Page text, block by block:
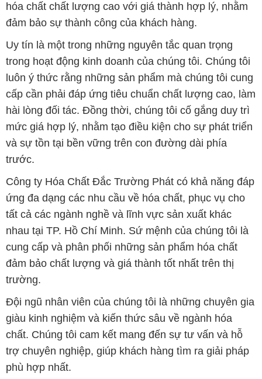
hóa chất chất lượng cao với giá thành hợp lý, nhằm
đảm bảo sự thành công của khách hàng.
Uy tín là một trong những nguyên tắc quan trọng
trong hoạt động kinh doanh của chúng tôi. Chúng tôi
luôn ý thức rằng những sản phẩm mà chúng tôi cung
cấp cần phải đáp ứng tiêu chuẩn chất lượng cao, làm
hài lòng đối tác. Đồng thời, chúng tôi cố gắng duy trì
mức giá hợp lý, nhằm tạo điều kiện cho sự phát triển
và sự tồn tại bền vững trên con đường dài phía
trước.
Công ty Hóa Chất Đắc Trường Phát có khả năng đáp
ứng đa dạng các nhu cầu về hóa chất, phục vụ cho
tất cả các ngành nghề và lĩnh vực sản xuất khác
nhau tại TP. Hồ Chí Minh. Sứ mệnh của chúng tôi là
cung cấp và phân phối những sản phẩm hóa chất
đảm bảo chất lượng và giá thành tốt nhất trên thị
trường.
Đội ngũ nhân viên của chúng tôi là những chuyên gia
giàu kinh nghiệm và kiến thức sâu về ngành hóa
chất. Chúng tôi cam kết mang đến sự tư vấn và hỗ
trợ chuyên nghiệp, giúp khách hàng tìm ra giải pháp
phù hợp nhất.